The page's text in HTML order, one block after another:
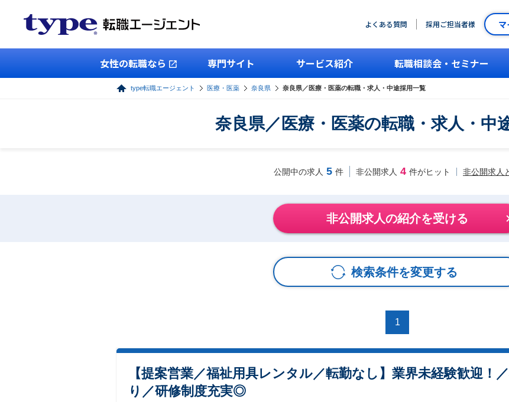
よくある質問 採用ご担当者様
女性の転職なら 専門サイト サービス紹介 転職相談会・セミナー
type転職エージェント 医療・医薬 奈良県 奈良県／医療・医薬の転職・求人・中途採用一覧
奈良県／医療・医薬の転職・求人・中
公開中の求人 5 件 非公開求人 4 件がヒット 非公開求人
非公開求人の紹介を受ける
検索条件を変更する
1
【提案営業／福祉用具レンタル／転勤なし】業界未経験歓迎！
り／研修制度充実◎